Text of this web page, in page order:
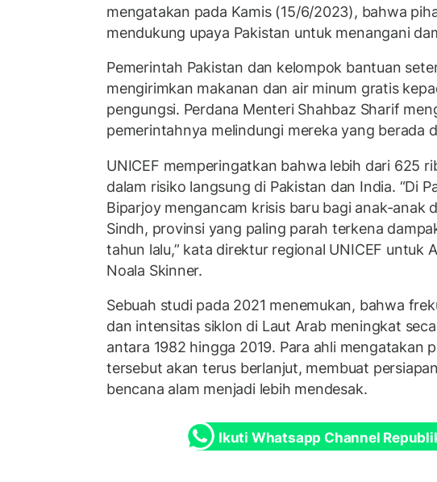
mengatakan pada Kamis (15/6/2023), bahwa
mendukung upaya Pakistan untuk menangani
Pemerintah Pakistan dan kelompok bantuan
mengirimkan makanan dan air minum gratis
pengungsi. Perdana Menteri Shahbaz Sharif
pemerintahnya melindungi mereka yang berada
UNICEF memperingatkan bahwa lebih dari 625
dalam risiko langsung di Pakistan dan India. “Di
Biparjoy mengancam krisis baru bagi anak-anak
Sindh, provinsi yang paling parah terkena
tahun lalu,” kata direktur regional UNICEF untuk
Noala Skinner.
Sebuah studi pada 2021 menemukan, bahwa
dan intensitas siklon di Laut Arab meningkat
antara 1982 hingga 2019. Para ahli mengatakan
tersebut akan terus berlanjut, membuat
bencana alam menjadi lebih mendesak.
Ikuti Whatsapp Channel